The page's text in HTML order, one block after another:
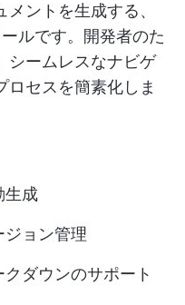
ントを生成する、
ルです。開発者のた
シームレスなナビゲ
ロセスを簡素化しま
生成
ジョン管理
ダウンのサポート